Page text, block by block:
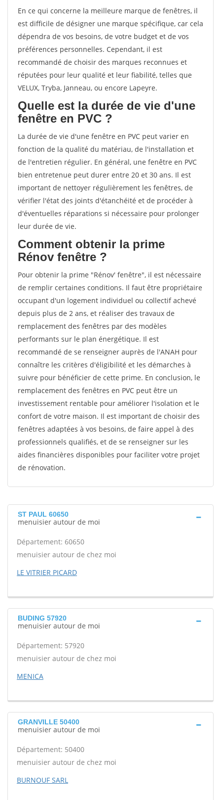
En ce qui concerne la meilleure marque de fenêtres, il
est difficile de désigner une marque spécifique, car cela
dépendra de vos besoins, de votre budget et de vos
préférences personnelles. Cependant, il est
recommandé de choisir des marques reconnues et
réputées pour leur qualité et leur fiabilité, telles que
VELUX, Tryba, Janneau, ou encore Lapeyre.
Quelle est la durée de vie d'une
fenêtre en PVC ?
La durée de vie d'une fenêtre en PVC peut varier en
fonction de la qualité du matériau, de l'installation et
de l'entretien régulier. En général, une fenêtre en PVC
bien entretenue peut durer entre 20 et 30 ans. Il est
important de nettoyer régulièrement les fenêtres, de
vérifier l'état des joints d'étanchéité et de procéder à
d'éventuelles réparations si nécessaire pour prolonger
leur durée de vie.
Comment obtenir la prime
Rénov fenêtre ?
Pour obtenir la prime "Rénov' fenêtre", il est nécessaire
de remplir certaines conditions. Il faut être propriétaire
occupant d'un logement individuel ou collectif achevé
depuis plus de 2 ans, et réaliser des travaux de
remplacement des fenêtres par des modèles
performants sur le plan énergétique. Il est
recommandé de se renseigner auprès de l'ANAH pour
connaître les critères d'éligibilité et les démarches à
suivre pour bénéficier de cette prime. En conclusion, le
remplacement des fenêtres en PVC peut être un
investissement rentable pour améliorer l'isolation et le
confort de votre maison. Il est important de choisir des
fenêtres adaptées à vos besoins, de faire appel à des
professionnels qualifiés, et de se renseigner sur les
aides financières disponibles pour faciliter votre projet
de rénovation.
ST PAUL 60650
menuisier autour de moi
Département: 60650
menuisier autour de chez moi
LE VITRIER PICARD
BUDING 57920
menuisier autour de moi
Département: 57920
menuisier autour de chez moi
MENICA
GRANVILLE 50400
menuisier autour de moi
Département: 50400
menuisier autour de chez moi
BURNOUF SARL